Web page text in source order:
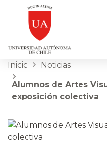
Inicio Noticias
Alumnos de Artes
exposición colectiva